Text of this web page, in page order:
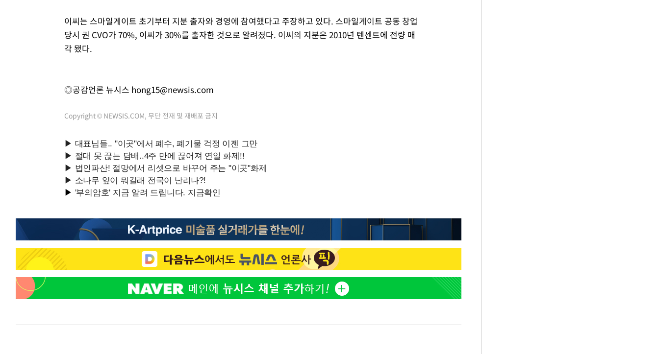
이씨는 스마일게이트 초기부터 지분 출자와 경영에 참여했다고 주장하고 있다. 스마일게이트 공동 창업
당시 권 CVO가 70%, 이씨가 30%를 출자한 것으로 알려졌다. 이씨의 지분은 2010년 텐센트에 전량 매
각 됐다.
◎공감언론 뉴시스 hong15@newsis.com
Copyright © NEWSIS.COM, 무단 전재 및 재배포 금지